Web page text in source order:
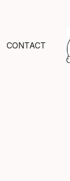
CONTACT